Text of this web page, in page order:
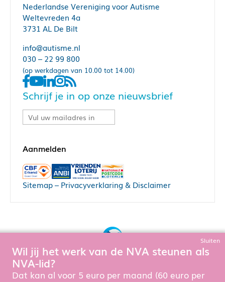
Nederlandse Vereniging voor Autisme
Weltevreden 4a
3731 AL De Bilt
info@autisme.nl
030 – 22 99 800
(op werkdagen van 10.00 tot 14.00)
Schrijf je in op onze nieuwsbrief
Sitemap– Privacyverklaring & Disclaimer
Om de website goed te laten functioneren en te verbeteren
Sluiten
Wil jij het werk van de NVA steunen als
NVA-lid?
Dat kan al voor 5 euro per maand (60 euro per